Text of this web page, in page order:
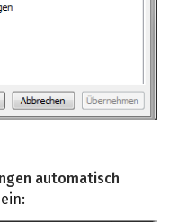
automatisch